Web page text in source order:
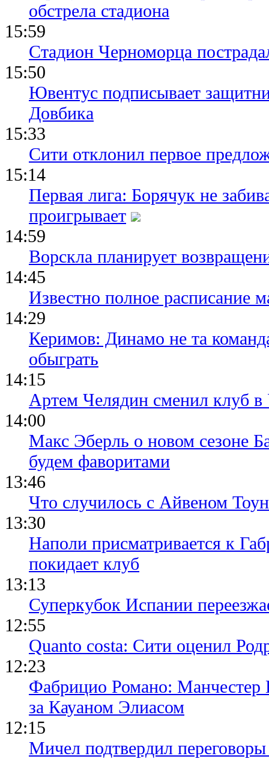
обстрела стадиона
15:59
Стадион Черноморца
15:50
Ювентус подписывает
Довбика
15:33
Сити отклонил первое
15:14
Первая лига: Борячук не
проигрывает
14:59
Ворскла планирует
14:45
Известно полное расписание
14:29
Керимов: Динамо не та
обыграть
14:15
Артем Челядин сменил клуб
14:00
Макс Эберль о новом сезоне
будем фаворитами
13:46
Что случилось с Айвеном
13:30
Наполи присматривается к
покидает клуб
13:13
Суперкубок Испании
12:55
Quanto costa: Сити оценил
12:23
Фабрицио Романо: Манчестер
за Кауаном Элиасом
12:15
Мичел подтвердил